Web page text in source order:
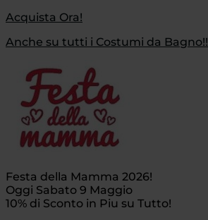
Acquista Ora!
Anche su tutti i Costumi da Bagno!!
Festa della Mamma 2026!
Oggi Sabato 9 Maggio
10% di Sconto in Piu su Tutto!